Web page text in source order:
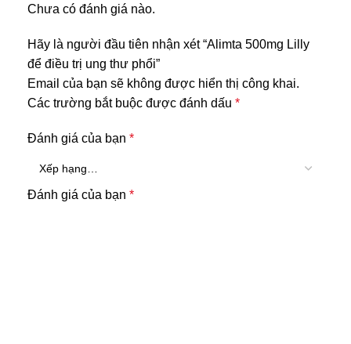
Chưa có đánh giá nào.
Hãy là người đầu tiên nhận xét “Alimta 500mg Lilly
để điều trị ung thư phổi”
Email của bạn sẽ không được hiển thị công khai.
Các trường bắt buộc được đánh dấu *
Đánh giá của bạn *
Đánh giá của bạn *